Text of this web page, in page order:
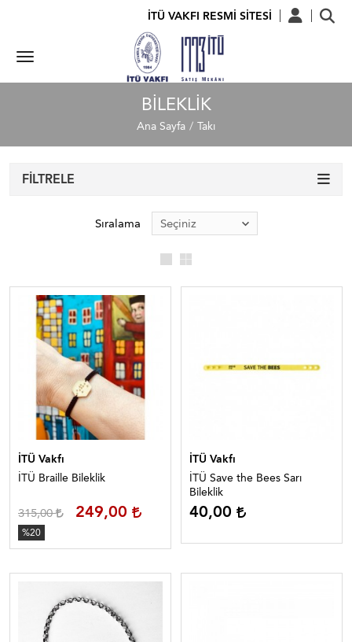
İTÜ VAKFI RESMİ SİTESİ
BILEKLIK
Ana Sayfa Takı
FILTRELE
Sıralama
İTÜ Vakfı
İTÜ Braille Bileklik
315,00 249,00
%20
İTÜ Vakfı
İTÜ Save the Bees Sarı
Bileklik
40,00